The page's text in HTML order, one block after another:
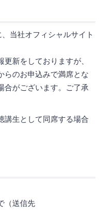
当社オフィシャルサイト
新をしておりますが、
らのお申込みで満席とな
合がございます。ご了承
講生として同席する場合
（送信先